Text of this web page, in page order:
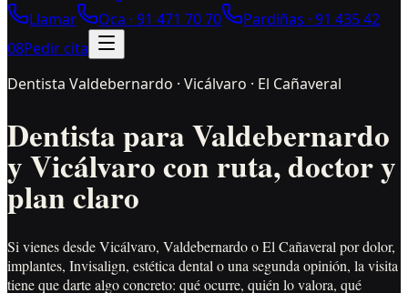
Llamar
Oca · 91 471 70 70 Pardiñas · 91 435 42
08Pedir cita
Dentista Valdebernardo · Vicálvaro · El Cañaveral
Dentista para Valdebernardo
y Vicálvaro con ruta, doctor y
plan claro
Si vienes desde Vicálvaro, Valdebernardo o El Cañaveral por dolor,
implantes, Invisalign, estética dental o una segunda opinión, la visita
tiene que darte algo concreto: qué ocurre, quién lo valora, qué